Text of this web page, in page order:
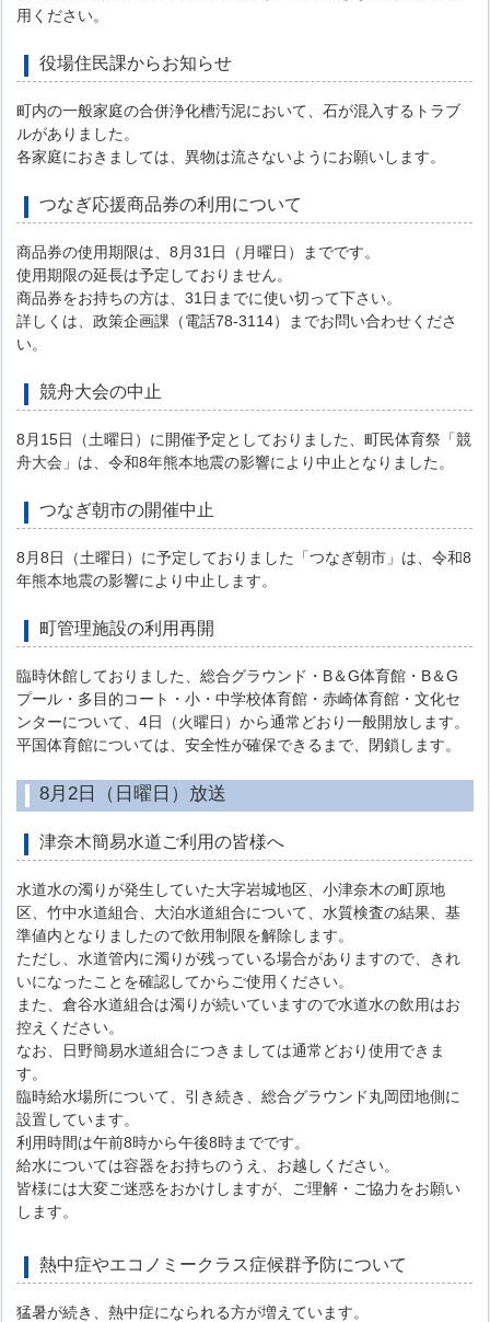
用ください。
役場住民課からお知らせ
町内の一般家庭の合併浄化槽汚泥において、石が混入するトラブ
ルがありました。
各家庭におきましては、異物は流さないようにお願いします。
つなぎ応援商品券の利用について
商品券の使用期限は、8月31日（月曜日）までです。
使用期限の延長は予定しておりません。
商品券をお持ちの方は、31日までに使い切って下さい。
詳しくは、政策企画課（電話78-3114）までお問い合わせくださ
い。
競舟大会の中止
8月15日（土曜日）に開催予定としておりました、町民体育祭「競
舟大会」は、令和8年熊本地震の影響により中止となりました。
つなぎ朝市の開催中止
8月8日（土曜日）に予定しておりました「つなぎ朝市」は、令和8
年熊本地震の影響により中止します。
町管理施設の利用再開
臨時休館しておりました、総合グラウンド・B＆G体育館・B＆G
プール・多目的コート・小・中学校体育館・赤崎体育館・文化セ
ンターについて、4日（火曜日）から通常どおり一般開放します。
平国体育館については、安全性が確保できるまで、閉鎖します。
8月2日（日曜日）放送
津奈木簡易水道ご利用の皆様へ
水道水の濁りが発生していた大字岩城地区、小津奈木の町原地
区、竹中水道組合、大泊水道組合について、水質検査の結果、基
準値内となりましたので飲用制限を解除します。
ただし、水道管内に濁りが残っている場合がありますので、きれ
いになったことを確認してからご使用ください。
また、倉谷水道組合は濁りが続いていますので水道水の飲用はお
控えください。
なお、日野簡易水道組合につきましては通常どおり使用できま
す。
臨時給水場所について、引き続き、総合グラウンド丸岡団地側に
設置しています。
利用時間は午前8時から午後8時までです。
給水については容器をお持ちのうえ、お越しください。
皆様には大変ご迷惑をおかけしますが、ご理解・ご協力をお願い
します。
熱中症やエコノミークラス症候群予防について
猛暑が続き、熱中症になられる方が増えています。